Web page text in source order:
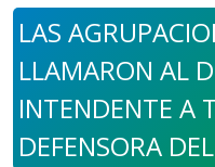
LAS
LLAMARON AL
INTENDENTE A
DEFENSORA